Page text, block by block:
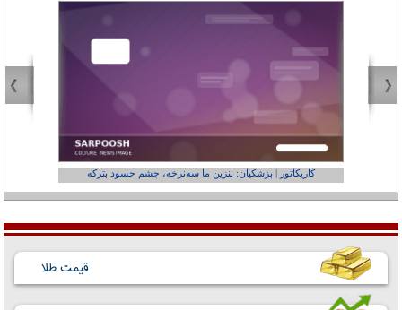
کاریکاتور | پزشکیان: بنزین ما سه‌نرخه، چشم حسود بترکه
قیمت طلا